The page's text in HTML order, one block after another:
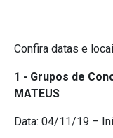
Confira datas e
1 ​- Grupos de
MATEUS
Data: ​04/11/19​ –